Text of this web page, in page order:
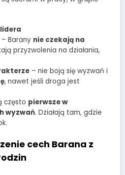
– Barany nie czekają na
przyzwolenia na działania,
– nie boją się wyzwań i
, nawet jeśli droga jest
często pierwsze w
wyzwań. Działają tam, gdzie
cech Barana z